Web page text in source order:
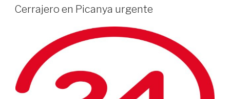
EL
Cerrajero en Picanya urgente